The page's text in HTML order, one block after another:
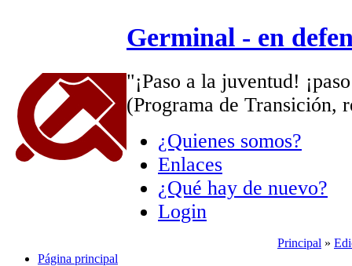
Germinal - en
"¡Paso a la juventud!
(Programa de Transición,
¿Quienes somos?
Enlaces
¿Qué hay de nuevo?
Login
Página principal
Principal »